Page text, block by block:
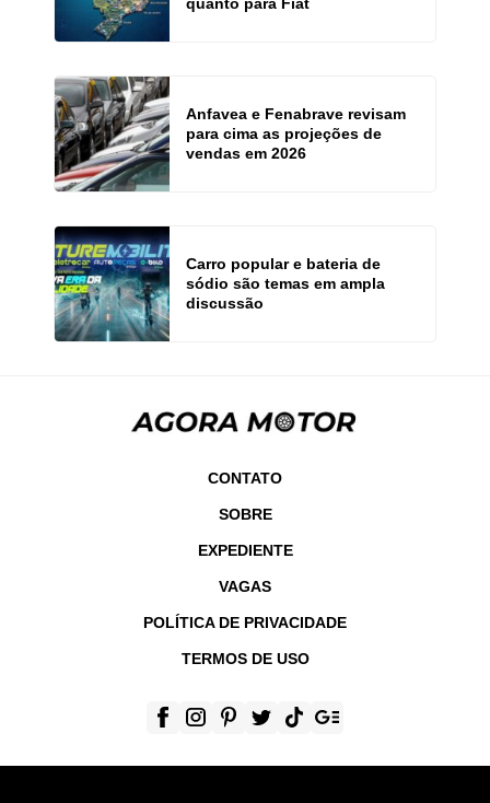
Anfavea e Fenabrave revisam
para cima as projeções de
vendas em 2026
Carro popular e bateria de
sódio são temas em ampla
discussão
CONTATO
SOBRE
EXPEDIENTE
VAGAS
POLÍTICA DE PRIVACIDADE
TERMOS DE USO